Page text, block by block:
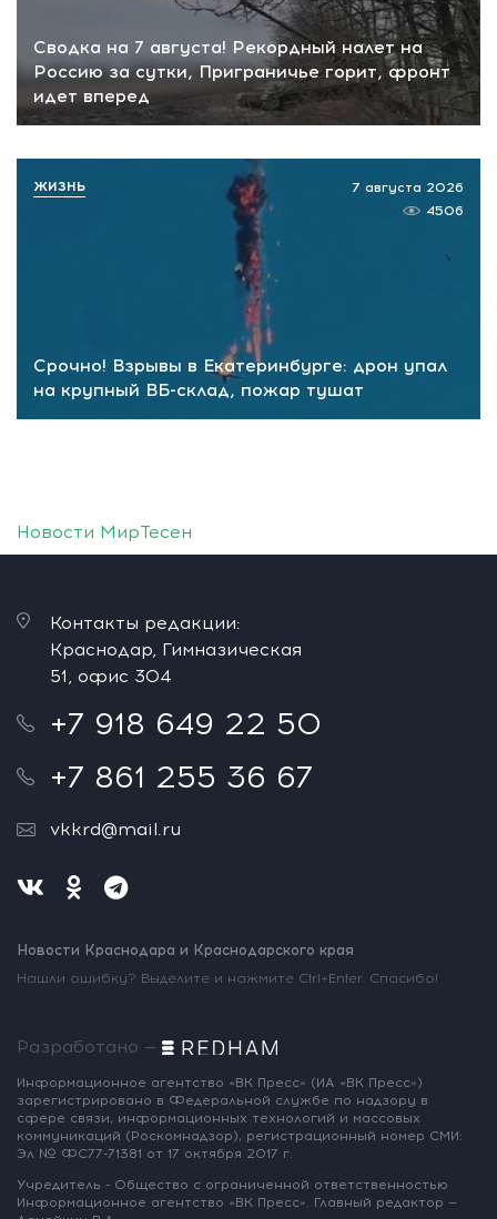
Сводка на 7 августа! Рекордный налет на
Россию за сутки, Приграничье горит, фронт
идет вперед
Срочно! Взрывы в Екатеринбурге: дрон упал
на крупный ВБ-склад, пожар тушат
7 августа 2026
4506
ЖИЗНЬ
Новости МирТесен
Контакты редакции:
Краснодар, Гимназическая
51, офис 304
+7 918 649 22 50
+7 861 255 36 67
vkkrd@mail.ru
Новости Краснодара и Краснодарского края
Нашли ошибку? Выделите и нажмите Ctrl+Enter. Спасибо!
Разработано —
Информационное агентство «ВК Пресс» (ИА «ВК Пресс»)
зарегистрировано в Федеральной службе по надзору в
сфере связи, информационных технологий и массовых
коммуникаций (Роскомнадзор), регистрационный номер СМИ:
Эл № ФС77-71381 от 17 октября 2017 г.
Учредитель - Общество с ограниченной ответственностью
Информационное агентство «ВК Пресс». Главный редактор —